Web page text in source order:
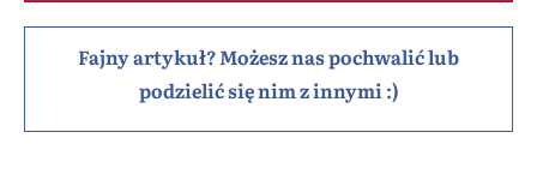
Fajny artykuł? Możesz nas pochwalić lub
podzielić się nim z innymi :)